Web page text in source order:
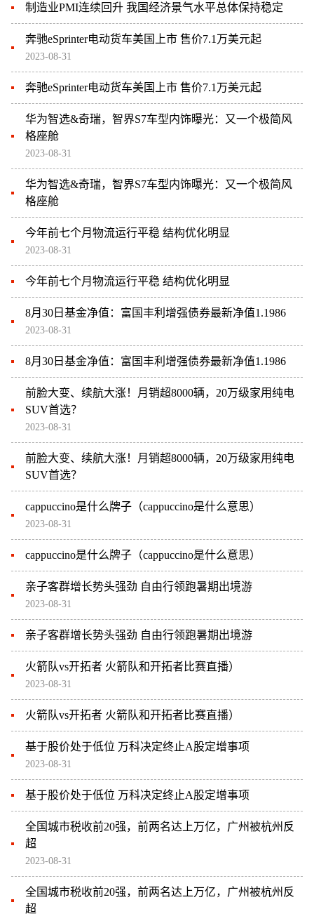
制造业PMI连续回升 我国经济景气水平总体保持稳定
奔驰eSprinter电动货车美国上市 售价7.1万美元起
2023-08-31
奔驰eSprinter电动货车美国上市 售价7.1万美元起
华为智选&奇瑞，智界S7车型内饰曝光：又一个极简风
格座舱
2023-08-31
华为智选&奇瑞，智界S7车型内饰曝光：又一个极简风
格座舱
今年前七个月物流运行平稳 结构优化明显
2023-08-31
今年前七个月物流运行平稳 结构优化明显
8月30日基金净值：富国丰利增强债券最新净值1.1986
2023-08-31
8月30日基金净值：富国丰利增强债券最新净值1.1986
前脸大变、续航大涨！月销超8000辆，20万级家用纯电
SUV首选？
2023-08-31
前脸大变、续航大涨！月销超8000辆，20万级家用纯电
SUV首选？
cappuccino是什么牌子（cappuccino是什么意思）
2023-08-31
cappuccino是什么牌子（cappuccino是什么意思）
亲子客群增长势头强劲 自由行领跑暑期出境游
2023-08-31
亲子客群增长势头强劲 自由行领跑暑期出境游
火箭队vs开拓者 火箭队和开拓者比赛直播）
2023-08-31
火箭队vs开拓者 火箭队和开拓者比赛直播）
基于股价处于低位 万科决定终止A股定增事项
2023-08-31
基于股价处于低位 万科决定终止A股定增事项
全国城市税收前20强，前两名达上万亿，广州被杭州反
超
2023-08-31
全国城市税收前20强，前两名达上万亿，广州被杭州反
超